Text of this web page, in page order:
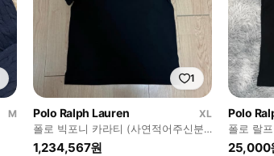
M
1
Polo Ralph Lauren
XL
폴로 빅포니 카라티 (사연적어주신분
께 나눔해요)
1,234,567원
Polo
폴로 랄
직 반팔
25,000